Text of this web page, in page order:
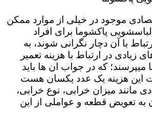
موجود در خیلی از موارد ممکن
پاکشوما برای افراد
با آن دچار نگرانی شوند، به
در ارتباط با هزینه تعمیر
که در جواب ان ها باید
این هزینه یک عدد یکسان هست
مانند میزان خرابی، نوع خرابی،
به تعویض قطعه و عواملی از این